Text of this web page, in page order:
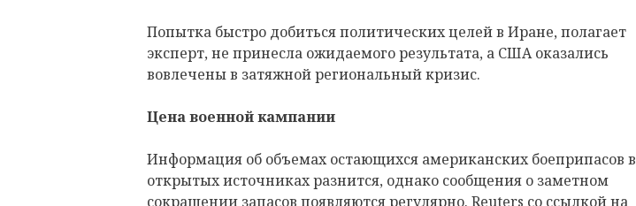
Попытка быстро добиться политических целей в Иране, полагает
эксперт, не принесла ожидаемого результата, а США оказались
вовлечены в затяжной региональный кризис.
Цена военной кампании
Информация об объемах остающихся американских боеприпасов в
открытых источниках разнится, однако сообщения о заметном
сокращении запасов появляются регулярно. Reuters со ссылкой на